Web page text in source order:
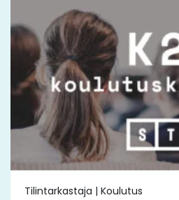
Tilintarkastaja | Koulutus